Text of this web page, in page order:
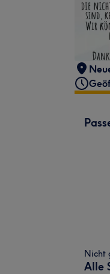
Nicht
Alle